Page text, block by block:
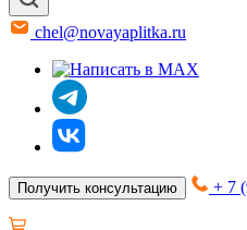
chel@novayaplitka.ru
Получить консультацию + 7